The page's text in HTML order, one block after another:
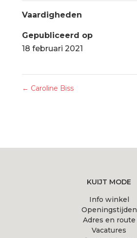
Vaardigheden
Gepubliceerd op
18 februari 2021
← Caroline Biss
KUIJT MODE
Info winkel
Openingstijden
Adres en route
Vacatures